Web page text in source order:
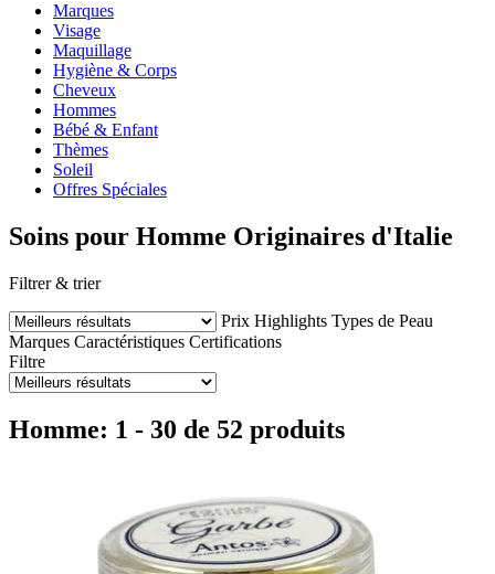
Marques
Visage
Maquillage
Hygiène & Corps
Cheveux
Hommes
Bébé & Enfant
Thèmes
Soleil
Offres Spéciales
Soins pour Homme Originaires d'Italie
Filtrer & trier
Prix Highlights Types de Peau
Marques Caractéristiques Certifications
Filtre
Homme: 1 - 30 de 52 produits